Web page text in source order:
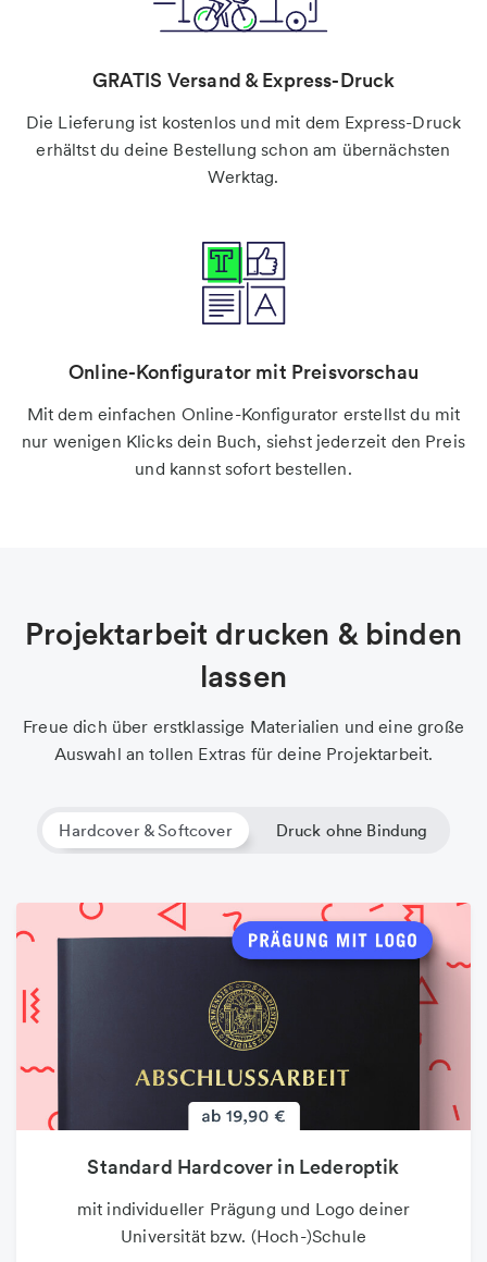
GRATIS Versand & Express-Druck
Die Lieferung ist kostenlos und mit dem Express-Druck
erhältst du deine Bestellung schon am übernächsten
Werktag.
Online-Konfigurator mit Preisvorschau
Mit dem einfachen Online-Konfigurator erstellst du mit
nur wenigen Klicks dein Buch, siehst jederzeit den Preis
und kannst sofort bestellen.
Projektarbeit drucken & binden
lassen
Freue dich über erstklassige Materialien und eine große
Auswahl an tollen Extras für deine Projektarbeit.
Hardcover & Softcover Druck ohne Bindung
Standard Hardcover in Lederoptik
mit individueller Prägung und Logo deiner
Universität bzw. (Hoch-)Schule
Einzelblätter drucken (Loseblatt)
ungebundenen Einzelseiten in Schwarzweiß und
Farbe drucken